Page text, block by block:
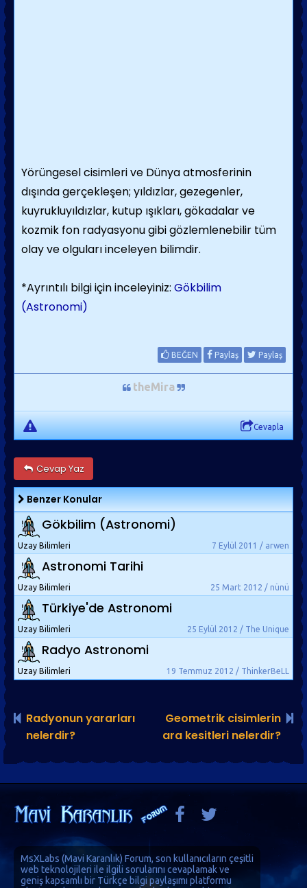
Yörüngeselcisimleri ve Dünya atmosferinin
dışında gerçekleşen; yıldızlar,gezegenler,
kuyrukluyıldızlar, kutup ışıkları,gökadalarve
kozmik fon radyasyonugibi gözlemlenebilir tüm
olay ve olguları inceleyen bilimdir.
*Ayrıntılı bilgi için inceleyiniz: Gökbilim
(Astronomi)
BEĞEN Paylaş Paylaş
theMira
Cevapla
Cevap Yaz
Benzer Konular
Gökbilim (Astronomi)
7 Eylül 2011 / arwen
Uzay Bilimleri
Astronomi Tarihi
25 Mart 2012 / nünü
Uzay Bilimleri
Türkiye'de Astronomi
25 Eylül 2012 / The Unique
Uzay Bilimleri
Radyo Astronomi
19 Temmuz 2012 / ThinkerBeLL
Uzay Bilimleri
Radyonun yararları
nelerdir?
Geometrik cisimlerin
ara kesitleri nelerdir?
MsXLabs (Mavi Karanlık) Forum, son kullanıcıların çeşitli
web teknolojileri ile ilgili sorularını cevaplamak ve
geniş kapsamlı bir Türkçe bilgi paylaşımı platformu